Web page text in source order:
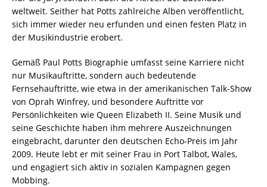
weltweit. Seither hat Potts zahlreiche Alben veröffentlicht,
sich immer wieder neu erfunden und einen festen Platz in
der Musikindustrie erobert.
Gemäß Paul Potts Biographie umfasst seine Karriere nicht
nur Musikauftritte, sondern auch bedeutende
Fernsehauftritte, wie etwa in der amerikanischen Talk-Show
von Oprah Winfrey, und besondere Auftritte vor
Persönlichkeiten wie Queen Elizabeth II. Seine Musik und
seine Geschichte haben ihm mehrere Auszeichnungen
eingebracht, darunter den deutschen Echo-Preis im Jahr
2009. Heute lebt er mit seiner Frau in Port Talbot, Wales,
und engagiert sich aktiv in sozialen Kampagnen gegen
Mobbing.